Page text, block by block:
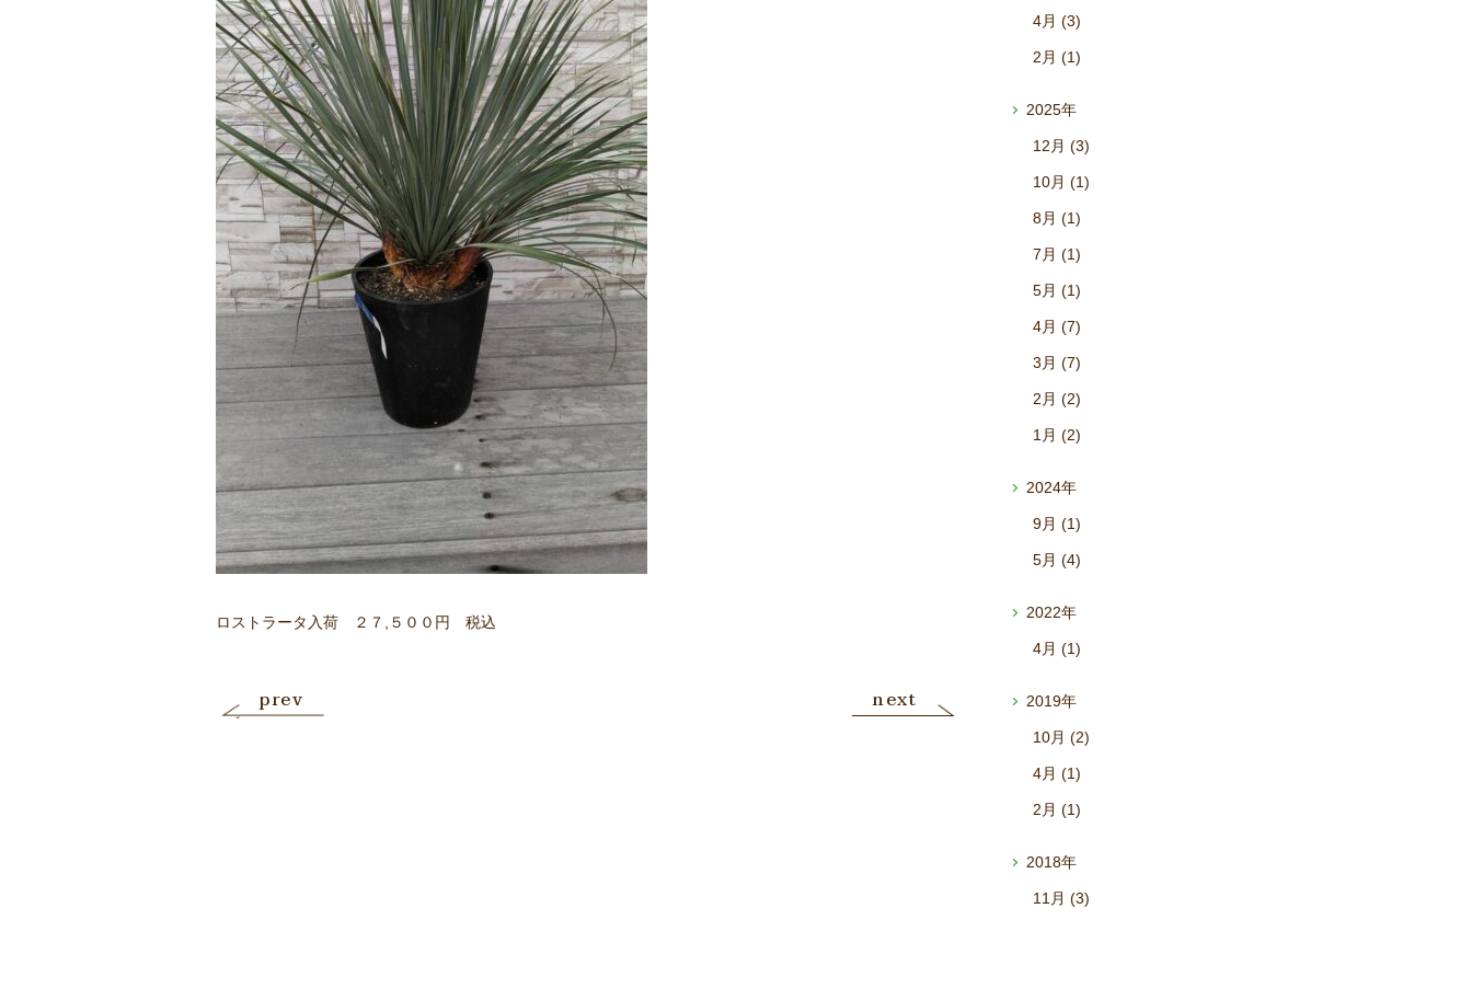
ロストラータ入荷 ２７,５００円 税込
prev next
4月 (3)
2月 (1)
2025年
12月 (3)
10月 (1)
8月 (1)
7月 (1)
5月 (1)
4月 (7)
3月 (7)
2月 (2)
1月 (2)
2024年
9月 (1)
5月 (4)
2022年
4月 (1)
2019年
10月 (2)
4月 (1)
2月 (1)
2018年
11月 (3)